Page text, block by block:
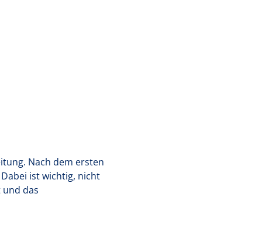
Nach dem ersten
ist wichtig, nicht
und das